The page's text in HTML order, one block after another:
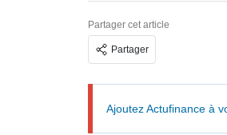
Partager cet article
Partager
Ajoutez Actufinance à